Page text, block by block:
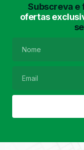
Subscreva e
ofertas
Lavagem de
Filtro de